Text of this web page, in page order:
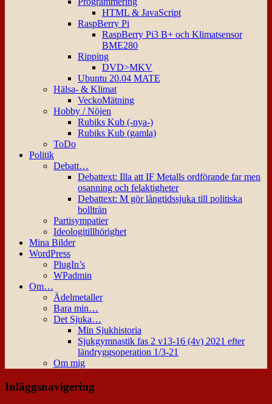
HTML & JavaScript
RaspBerry Pi
RaspBerry Pi3 B+ och Klimatsensor
BME280
Ripping
DVD>MKV
Ubuntu 20.04 MATE
Hälsa- & Klimat
VeckoMätning
Hobby / Nöjen
Rubiks Kub (-nya-)
Rubiks Kub (gamla)
ToDo
Politik
Debatt…
Debattext: Illa att IF Metalls ordförande far men
osanning och felaktigheter
Debattext: M gör långtidssjuka till politiska
bollträn
Partisympatier
Ideologitillhörighet
Mina Bilder
WordPress
PlugIn’s
WPadmin
Om…
Ädelmetaller
Bara min…
Det Sjuka…
Min Sjukhistoria
Sjukgymnastik fas 2 v13-16 (4v) 2021 efter
ländryggsoperation 1/3-21
Om mig
Inläggsnavigering